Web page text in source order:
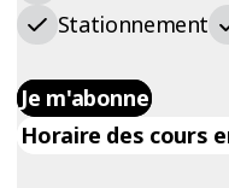
Stationnement
Je m'abonne
Horaire des cours